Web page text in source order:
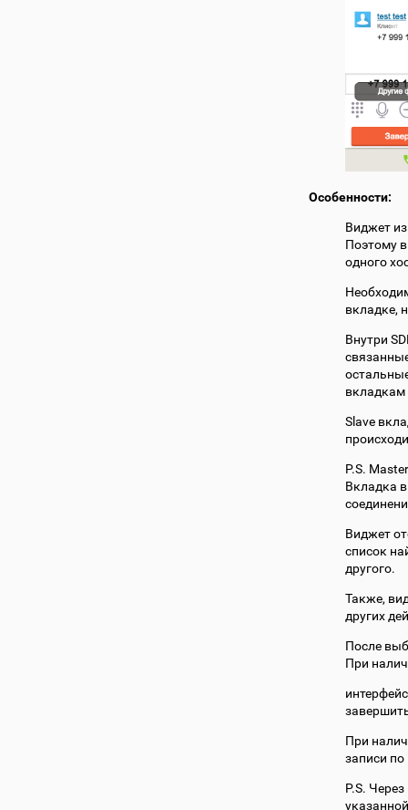
Особенности:
Виджет
Поэтому
одного
вкладке,
Внутри
вкладкам
Slave
P.S.
Вкладка
Виджет
список
другого.
Также,
других
После
При
При
записи
P.S.